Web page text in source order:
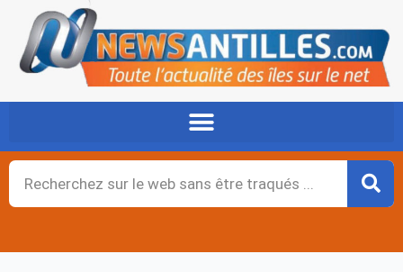
contenu
Rechercher